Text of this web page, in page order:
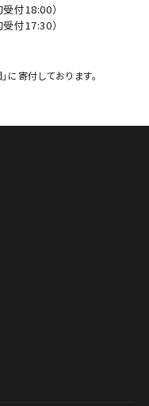
付18:00）
付17:30）
に寄付しております。